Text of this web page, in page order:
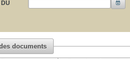
documents